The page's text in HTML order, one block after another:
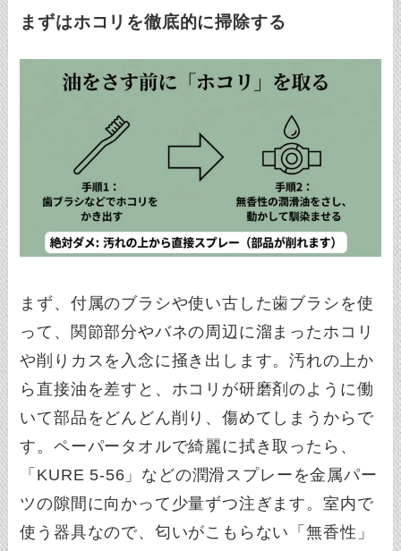
まずはホコリを徹底的に掃除する
まず、付属のブラシや使い古した歯ブラシを使
って、関節部分やバネの周辺に溜まったホコリ
や削りカスを入念に掻き出します。汚れの上か
ら直接油を差すと、ホコリが研磨剤のように働
いて部品をどんどん削り、傷めてしまうからで
す。ペーパータオルで綺麗に拭き取ったら、
「KURE 5-56」などの潤滑スプレーを金属パー
ツの隙間に向かって少量ずつ注ぎます。室内で
使う器具なので、匂いがこもらない「無香性」